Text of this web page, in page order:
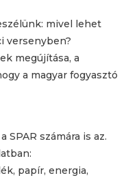
mivel lehet
versenyben?
megújítása, a
a magyar fogyasztó
számára is az.
papír, energia,